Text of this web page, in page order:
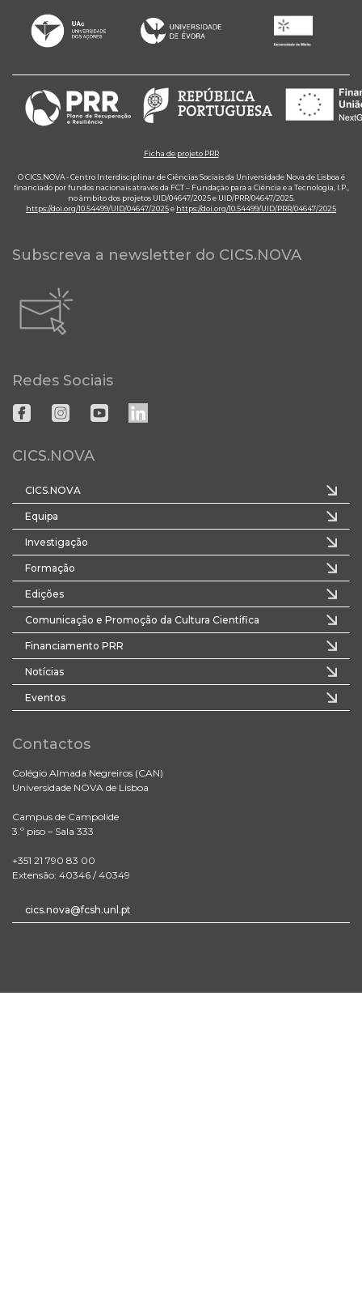
Ficha de projeto PRR
O CICS.NOVA - Centro Interdisciplinar de Ciências Sociais da Universidade Nova de Lisboa é
financiado por fundos nacionais através da FCT – Fundação para a Ciência e a Tecnologia, I.P.,
no âmbito dos projetos UID/04647/2025 e UID/PRR/04647/2025.
https://doi.org/10.54499/UID/04647/2025e https://doi.org/10.54499/UID/PRR/04647/2025
Subscreva a newsletter do CICS.NOVA
Redes Sociais
CICS.NOVA
CICS.NOVA
Equipa
Investigação
Formação
Edições
Comunicação e Promoção da Cultura Científica
Financiamento PRR
Notícias
Eventos
Contactos
Colégio Almada Negreiros (CAN)
Universidade NOVA de Lisboa
Campus de Campolide
3.º piso – Sala 333
+351 21 790 83 00
Extensão: 40346 / 40349
cics.nova@fcsh.unl.pt